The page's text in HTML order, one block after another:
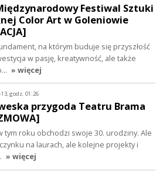
Festiwal Sztuki
Color Art w Goleniowie
na którym buduje się przyszłość
w pasję, kreatywność, ale także
» więcej
13, godz. 01:26
przygoda Teatru Brama
tym roku obchodzi swoje 30. urodziny. Ale
na laurach, ale kolejne projekty i
» więcej